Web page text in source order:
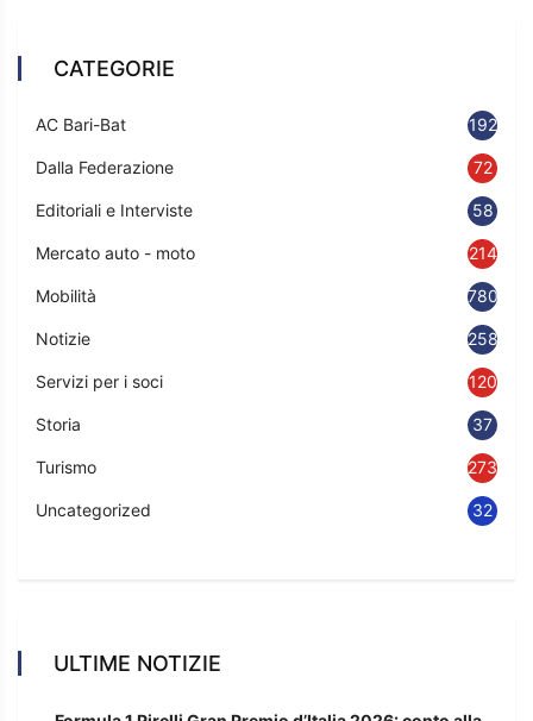
CATEGORIE
AC Bari-Bat 192
Dalla Federazione 72
Editoriali e Interviste 58
Mercato auto - moto 214
Mobilità 780
Notizie 2583
Servizi per i soci 120
Storia 37
Turismo 273
Uncategorized 32
ULTIME NOTIZIE